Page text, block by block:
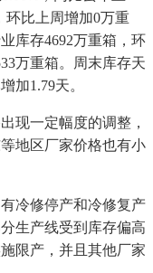
环比上周增加0万重
库存4692万重箱，环
万重箱。周末库存天
加1.79天。
一定幅度的调整，
地区厂家价格也有小
冷修停产和冷修复产
生产线受到库存偏高
限产，并且其他厂家